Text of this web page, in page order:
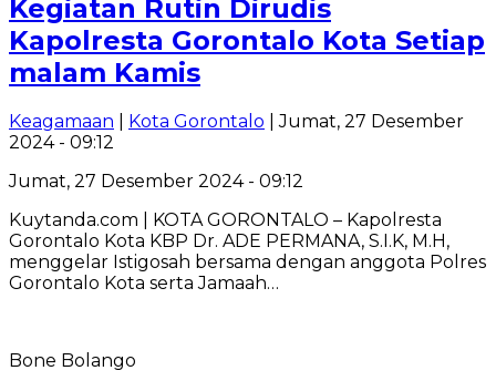
Kegiatan Rutin Dirudis
Kapolresta Gorontalo Kota Setiap
malam Kamis
Keagamaan Kota Gorontalo | Jumat, 27 Desember
2024 - 09:12
Jumat, 27 Desember 2024 - 09:12
Kuytanda.com | KOTA GORONTALO – Kapolresta
Gorontalo Kota KBP Dr. ADE PERMANA, S.I.K, M.H,
menggelar Istigosah bersama dengan anggota Polres
Gorontalo Kota serta Jamaah…
Bone Bolango